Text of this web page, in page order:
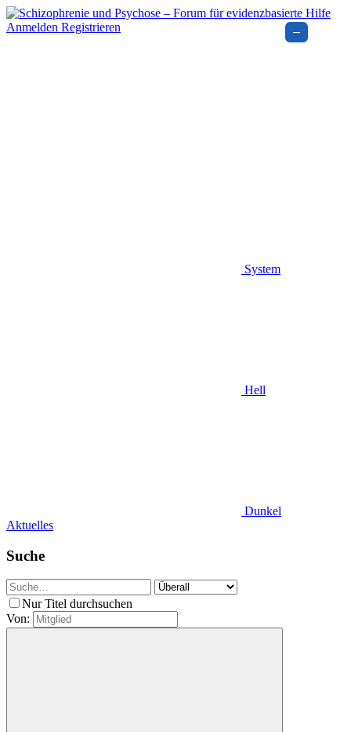
Anmelden Registrieren
System
Hell
Dunkel
Aktuelles
Suche
Nur Titel durchsuchen
Von:
–